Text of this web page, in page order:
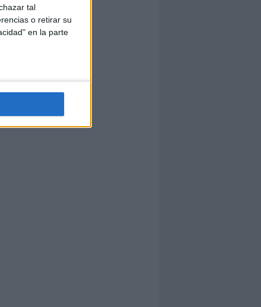
tal
o retirar su
en la parte